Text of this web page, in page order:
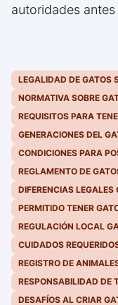
autoridades
LEGALIDAD DE GATOS
NORMATIVA SOBRE
REQUISITOS PARA
GENERACIONES DEL
CONDICIONES PARA
REGLAMENTO DE
DIFERENCIAS
PERMITIDO TENER
REGULACIÓN LOCAL
CUIDADOS
REGISTRO DE
RESPONSABILIDAD DE
DESAFÍOS AL CRIAR